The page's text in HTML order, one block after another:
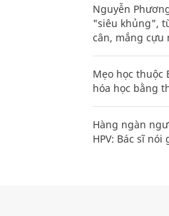
Nguyễn
"siêu khủng",
cân, mắng cựu
Mẹo học thuộc
hóa học bằng
Hàng ngàn
HPV: Bác sĩ nói